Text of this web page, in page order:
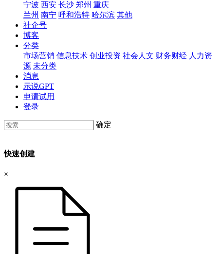
宁波 西安 长沙 郑州 重庆
兰州 南宁 呼和浩特 哈尔滨 其他
社企号
博客
分类
市场营销 信息技术 创业投资 社会人文 财务财经 人力资
源 未分类
消息
示说GPT
申请试用
登录
确定
快速创建
×